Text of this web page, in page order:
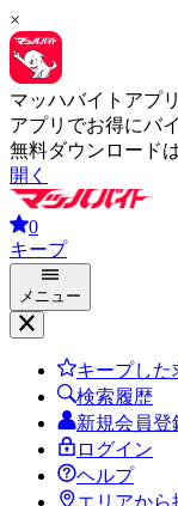
×
マッハバイトアプリ
アプリでお得にバ
無料ダウンロード
開く
0
キープ
メニュー
キープした
検索履歴
新規会員登
ログイン
ヘルプ
エリアから